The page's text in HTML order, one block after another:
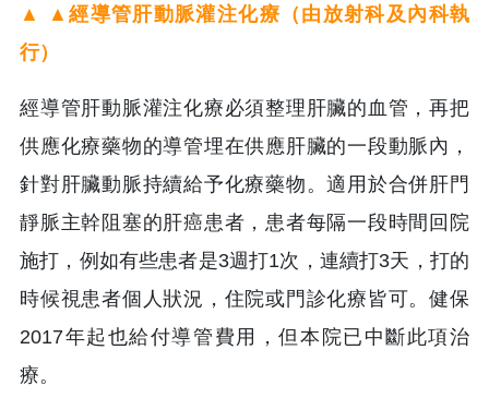
▲ ▲經導管肝動脈灌注化療（由放射科及內科執
行）
經導管肝動脈灌注化療必須整理肝臟的血管，再把
供應化療藥物的導管埋在供應肝臟的一段動脈內，
針對肝臟動脈持續給予化療藥物。適用於合併肝門
靜脈主幹阻塞的肝癌患者，患者每隔一段時間回院
施打，例如有些患者是3週打1次，連續打3天，打的
時候視患者個人狀況，住院或門診化療皆可。健保
2017年起也給付導管費用，但本院已中斷此項治
療。